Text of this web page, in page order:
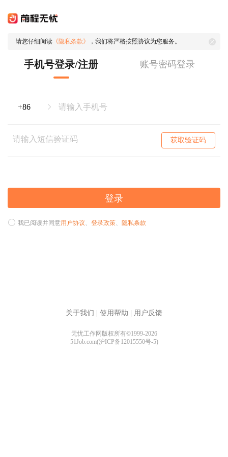
请您仔细阅读 《隐私条款》 ，我们将严格按照协议为您服务。
手机号登录/注册 账号密码登录
获取验证码
登录
我已阅读并同意用户协议、 登录政策、 隐私条款
关于我们 使用帮助 用户反馈
无忧工作网版权所有©1999-2026
51Job.com(沪ICP备12015550号-5)